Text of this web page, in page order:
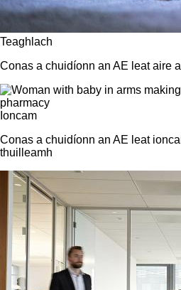
Teaghlach
Conas a chuidíonn an AE leat aire
Ioncam
Conas a chuidíonn an AE leat
thuilleamh